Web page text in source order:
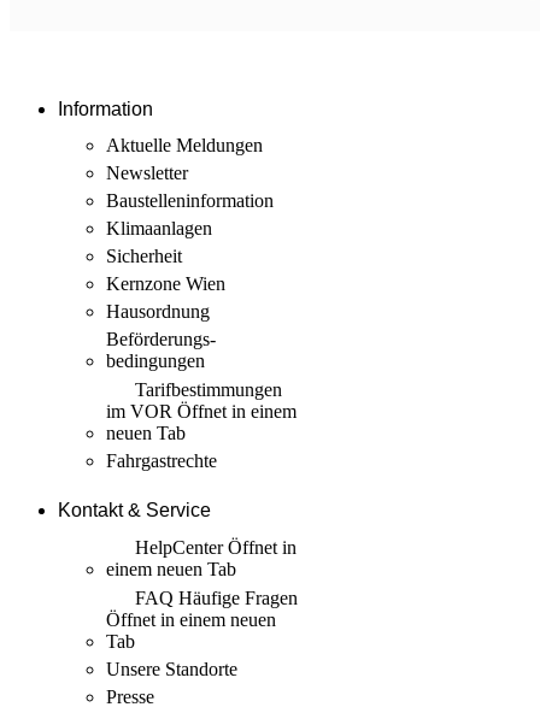
Information
Aktuelle Meldungen
Newsletter
Baustellen­information
Klimaanlagen
Sicherheit
Kernzone Wien
Hausordnung
Beförderungs­
bedingungen
Tarif­bestimmungen
im VOR Öffnet in einem
neuen Tab
Fahrgastrechte
Kontakt & Service
HelpCenterÖffnet in
einem neuen Tab
FAQ Häufige Fragen
Öffnet in einem neuen
Tab
Unsere Standorte
Presse